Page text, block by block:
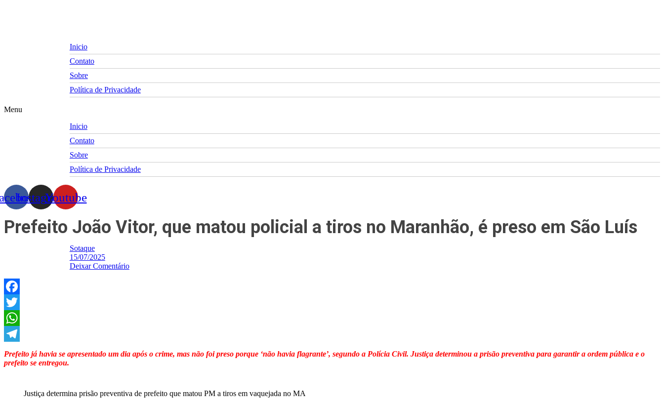
Inicio
Contato
Sobre
Política de Privacidade
Menu
Inicio
Contato
Sobre
Política de Privacidade
InstagramYoutube
Prefeito João Vitor, que matou policial a tiros no Maranhão, é preso em São Luís
Sotaque
15/07/2025
Deixar Comentário
Facebook
Twitter
WhatsApp
Telegram
Prefeito já havia se apresentado um dia após o crime, mas não foi preso porque ‘não havia flagrante’, segundo a Polícia Civil. Justiça determinou a prisão preventiva para garantir a ordem pública e o
prefeito se entregou.
Justiça determina prisão preventiva de prefeito que matou PM a tiros em vaquejada no MA